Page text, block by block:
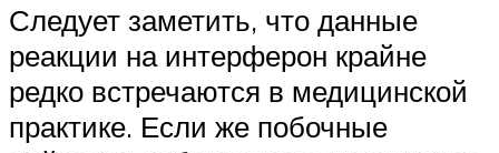
Следует заметить, что данные
реакции на интерферон крайне
редко встречаются в медицинской
практике. Если же побочные